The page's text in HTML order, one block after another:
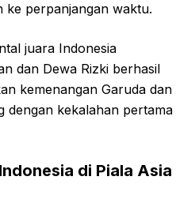
ke perpanjangan waktu.
juara Indonesia
dan Dewa Rizki berhasil
kemenangan Garuda dan
dengan kekalahan pertama
di Piala Asia